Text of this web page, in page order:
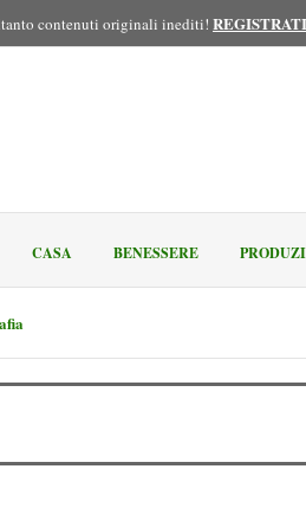
contenuti originali inediti!
CASA BENESSERE